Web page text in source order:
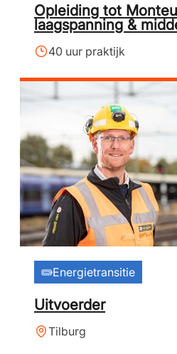
Opleiding tot
laagspanning &
40 uur praktijk
Energietransitie
Uitvoerder
Tilburg